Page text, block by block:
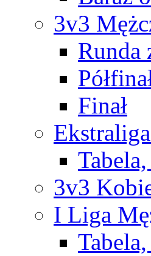
3v3
Runda
Finał
3v3
I Liga